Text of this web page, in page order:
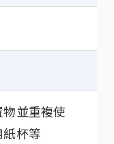
並重複使
杯等